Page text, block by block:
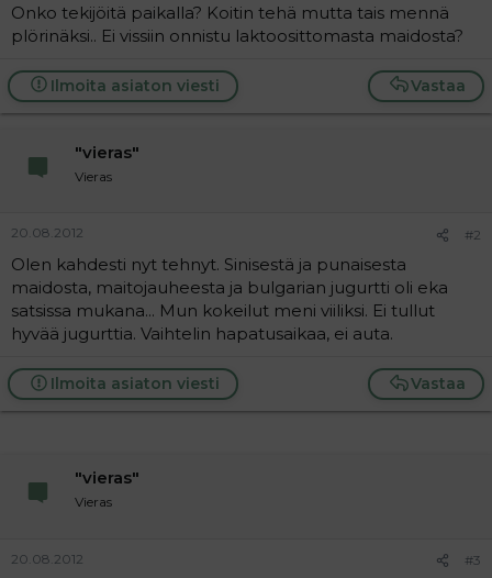
u
n
l
o
i
t
a
n
v
e
s
t
Onko tekijöitä paikalla? Koitin tehä mutta tais mennä
plörinäksi.. Ei vissiin onnistu laktoosittomasta maidosta?
Vastaa
Ilmoita asiaton viesti
"vieras"
Vieras
20.08.2012 #2
Olen kahdesti nyt tehnyt. Sinisestä ja punaisesta
maidosta, maitojauheesta ja bulgarian jugurtti oli eka
satsissa mukana... Mun kokeilut meni viiliksi. Ei tullut
hyvää jugurttia. Vaihtelin hapatusaikaa, ei auta.
Vastaa
Ilmoita asiaton viesti
"vieras"
Vieras
20.08.2012 #3